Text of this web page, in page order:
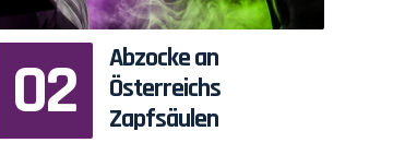
Abzocke an
Österreichs
Zapfsäulen